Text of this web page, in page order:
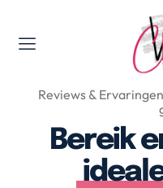
Valerie's Topics
Lifestyle,
Reviews & Ervaringen
Bereik